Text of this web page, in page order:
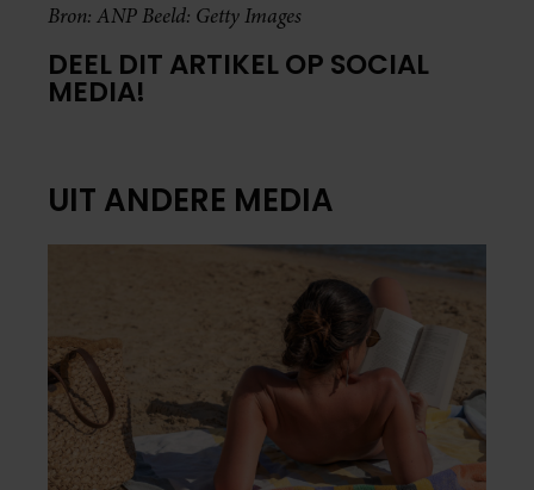
Bron: ANPBeeld: Getty Images
DEEL DIT ARTIKEL OP SOCIAL
MEDIA!
UIT ANDERE MEDIA